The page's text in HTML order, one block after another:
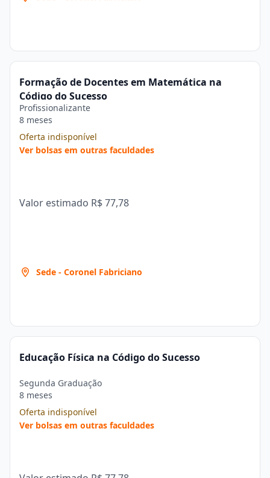
Formação de Docentes em Matemática na
Código do Sucesso
Profissionalizante
8 meses
Oferta indisponível
Ver bolsas em outras faculdades
Valor estimado R$ 77,78
Sede - Coronel Fabriciano
Educação Física na Código do Sucesso
Segunda Graduação
8 meses
Oferta indisponível
Ver bolsas em outras faculdades